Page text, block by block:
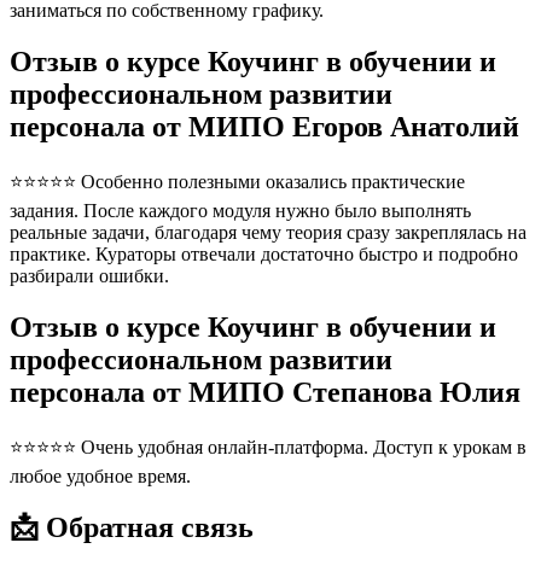
заниматься по собственному графику.
Отзыв о курсе Коучинг в обучении и
профессиональном развитии
персонала от МИПО Егоров Анатолий
⭐⭐⭐⭐⭐ Особенно полезными оказались практические
задания. После каждого модуля нужно было выполнять
реальные задачи, благодаря чему теория сразу закреплялась на
практике. Кураторы отвечали достаточно быстро и подробно
разбирали ошибки.
Отзыв о курсе Коучинг в обучении и
профессиональном развитии
персонала от МИПО Степанова Юлия
⭐⭐⭐⭐⭐ Очень удобная онлайн-платформа. Доступ к урокам в
любое удобное время.
📩 Обратная связь